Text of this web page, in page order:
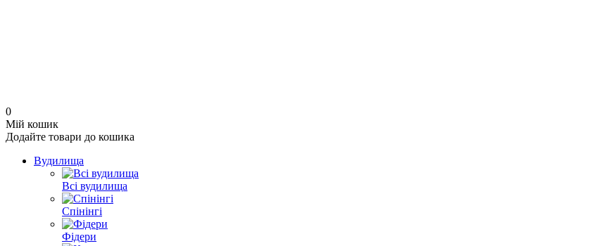
0
Мій кошик
Додайте товари до кошика
Вудилища
Всі вудилища
Спінінгі
Фідери